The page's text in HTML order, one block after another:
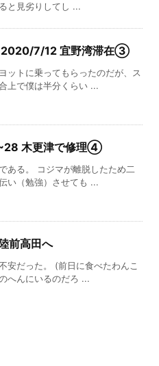
と見劣りしてし ...
7/12 宜野湾滞在③
ットに乗ってもらったのだが、ス
上で僕は半分くらい ...
木更津で修理④
ある。 コジマが離脱したため二
い（勉強）させても ...
前高田へ
安だった。 (前日に食べたわんこ
へんにいるのだろ ...